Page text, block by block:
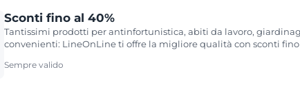
Sconti fino al 40%
Tantissimi prodotti per antinfortunistica, abiti da lavoro,
convenienti: LineOnLine ti offre la migliore qualità con sconti fino
Sempre valido